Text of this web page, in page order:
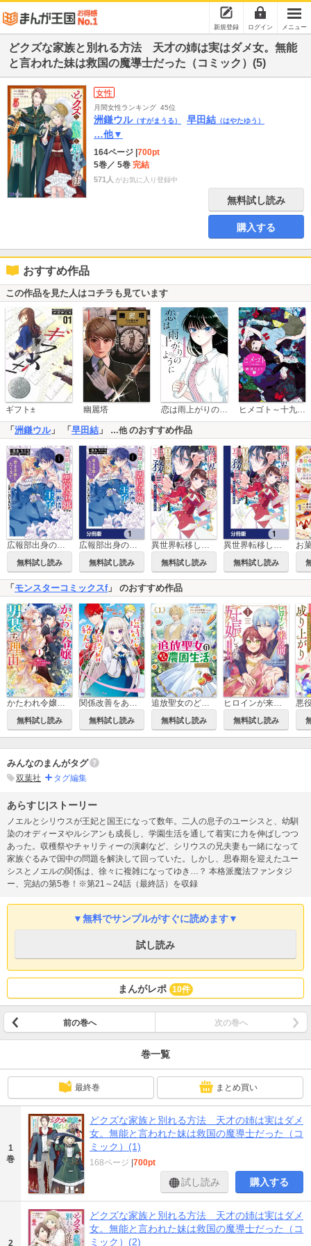
新規登録 ログイン メニュー
どクズな家族と別れる方法 天才の姉は実はダメ女。無能
と言われた妹は救国の魔導士だった（コミック）(5)
女性
月間女性ランキング 45位
洲鎌ウル（すがまうる） 早田結 （はやたゆう）
…他▼
164ページ 700pt
5巻／ 5巻 完結
571人 がお気に入り登録中
無料試し読み
購入する
おすすめ作品
この作品を見た人はコチラも見ています
ギフト± 幽麗塔 恋は雨上がりのように ヒメゴト～十九歳の制服～
「 洲鎌ウル」 「 早田結 」 …他のおすすめ作品
広報部出身の悪役令嬢ですが、無表情な王子が「君を手放したくない」と言い出しました
無料試し読み
広報部出身の悪役令嬢ですが、無表情な王子が「君を手放したくない」と言い出しました【分冊版】
無料試し読み
異世界転移したけど、王立学院で事務員やってます
無料試し読み
異世界転移したけど、王立学院で事務員やってます【分冊版】
無料試し読み
「 モンスターコミックスf」 のおすすめ作品
かたわれ令嬢が男装する理由(コミック)
無料試し読み
関係改善をあきらめて距離をおいたら、塩対応だった婚約者が絡んでくるようになりました(コミック)
無料試し読み
追放聖女のどろんこ農園生活～いつのまにか隣国を救ってしまいました～(コミック)
無料試し読み
ヒロインが来る前に妊娠しました 詰んだはずの悪役令嬢ですが、どうやら違うようです(コミック)
無料試し読み
みんなのまんがタグ
双葉社 タグ編集
あらすじ|ストーリー
ノエルとシリウスが王妃と国王になって数年。二人の息子のユーシスと、幼馴
染のオディーヌやルシアンも成長し、学園生活を通して着実に力を伸ばしつつ
あった。収穫祭やチャリティーの演劇など、シリウスの兄夫妻も一緒になって
家族ぐるみで国中の問題を解決して回っていた。しかし、思春期を迎えたユー
シスとノエルの関係は、徐々に複雑になってゆき…？ 本格派魔法ファンタジ
ー、完結の第5巻！※第21～24話（最終話）を収録
▼無料でサンプルがすぐに読めます▼
試し読み
まんがレポ 10件
前の巻へ 次の巻へ
巻一覧
最終巻 まとめ買い
1
巻
どクズな家族と別れる方法 天才の姉は実はダメ
女。無能と言われた妹は救国の魔導士だった（コ
ミック）(1)
168ページ 700pt
試し読み 購入する
2
どクズな家族と別れる方法 天才の姉は実はダメ
女。無能と言われた妹は救国の魔導士だった（コ
ミック）(2)